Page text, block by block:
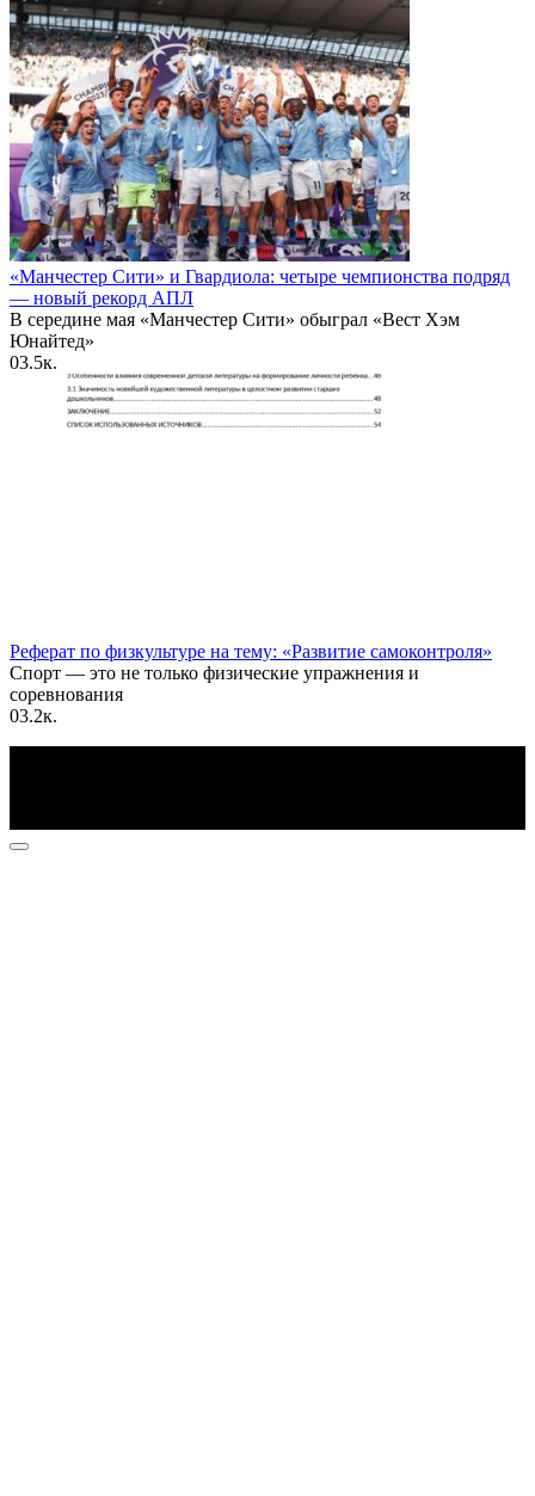
«Манчестер Сити» и Гвардиола: четыре чемпионства подряд
— новый рекорд АПЛ
В середине мая «Манчестер Сити» обыграл «Вест Хэм
Юнайтед»
03.5к.
Реферат по физкультуре на тему: «Развитие самоконтроля»
Спорт — это не только физические упражнения и
соревнования
03.2к.